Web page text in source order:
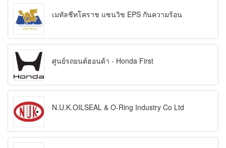
เมทัลชีทโคราช แซนวิช EPS กันความร้อน
ศูนย์รถยนต์ฮอนด้า - Honda First
N.U.K.OILSEAL & O-Ring Industry Co Ltd